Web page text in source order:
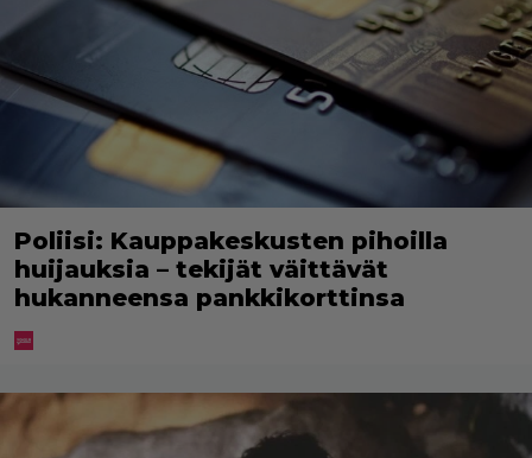
Poliisi: Kauppakeskusten pihoilla
huijauksia – tekijät väittävät
hukanneensa pankkikorttinsa